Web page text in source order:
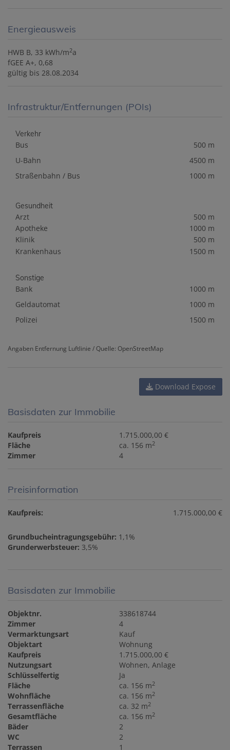
Energieausweis
HWB B, 33 kWh/m2a
fGEE A+, 0,68
gültig bis 28.08.2034
Infrastruktur/Entfernungen (POIs)
Verkehr
Bus
500 m
U-Bahn
4500 m
Straßenbahn / Bus
1000 m
Gesundheit
Arzt
500 m
Apotheke
1000 m
Klinik
500 m
Krankenhaus
1500 m
Sonstige
Bank
1000 m
Geldautomat
1000 m
Polizei
1500 m
Angaben Entfernung Luftlinie / Quelle: OpenStreetMap
Download Expose
Basisdaten zur Immobilie
Kaufpreis
1.715.000,00 €
Fläche
ca. 156 m2
Zimmer 4
Preisinformation
Kaufpreis: 1.715.000,00 €
Grundbucheintragungsgebühr: 1,1%
Grunderwerbsteuer: 3,5%
Basisdaten zur Immobilie
Objektnr.
338618744
Zimmer
4
Vermarktungsart
Kauf
Objektart
Wohnung
Kaufpreis
1.715.000,00 €
Nutzungsart
Wohnen Anlage
Schlüsselfertig
Ja
Fläche
ca. 156 m2
Wohnfläche ca. 156 m2
Terrassenfläche ca. 32 m2
Gesamtfläche ca. 156 m2
Bäder
2
WC
2
Terrassen
1